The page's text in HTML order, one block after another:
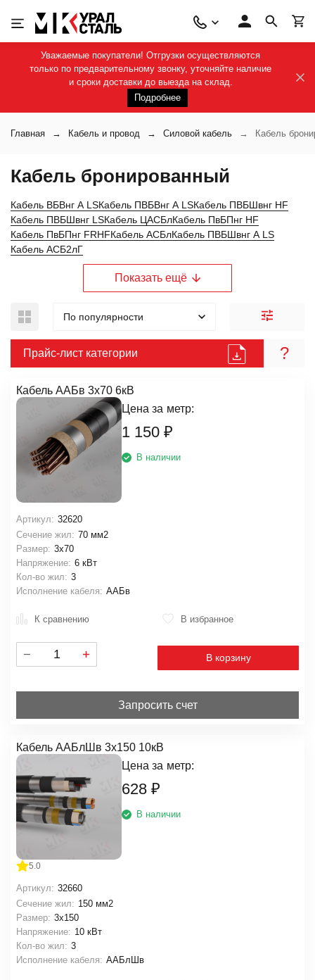
Уважаемые покупатели! Отгрузки осуществляются
только по предварительному звонку, уточняйте наличие
и сроки доставки до выезда на склад.
Подробнее
Главная Кабель и провод Силовой кабель Кабель
Кабель бронированный
Кабель ВБВнг А LSКабель ПВБВнг А LSКабель ПВБШвнг HF
Кабель ПВБШвнг LSКабель ЦАСБлКабель ПвБПнг HF
Кабель ПвБПнг FRHFКабель АСБлКабель ПВБШвнг А LS
Кабель АСБ2лГ
Показать ещё
По популярности
Прайс-лист категории ?
Кабель ААБв 3х70 6кВ
Цена за метр:
1 150 ₽
В наличии
Артикул: 32620
Сечение жил: 70 мм2
Размер: 3х70
Напряжение: 6 кВт
Кол-во жил: 3
Исполнение кабеля: ААБв
К сравнению В избранное
В корзину
Запросить счет
Кабель ААБлШв 3х150 10кВ
Цена за метр:
628 ₽
В наличии
5.0
Артикул: 32660
Сечение жил: 150 мм2
Размер: 3х150
Напряжение: 10 кВт
Кол-во жил: 3
Исполнение кабеля: ААБлШв